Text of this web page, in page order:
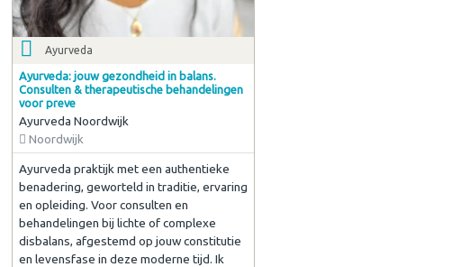
Ayurveda
Ayurveda: jouw gezondheid in balans.
Consulten & therapeutische behandelingen
voor preve
Ayurveda Noordwijk
Noordwijk
Ayurveda praktijk met een authentieke
benadering, geworteld in traditie, ervaring
en opleiding. Voor consulten en
behandelingen bij lichte of complexe
disbalans, afgestemd op jouw constitutie
en levensfase in deze moderne tijd. Ik